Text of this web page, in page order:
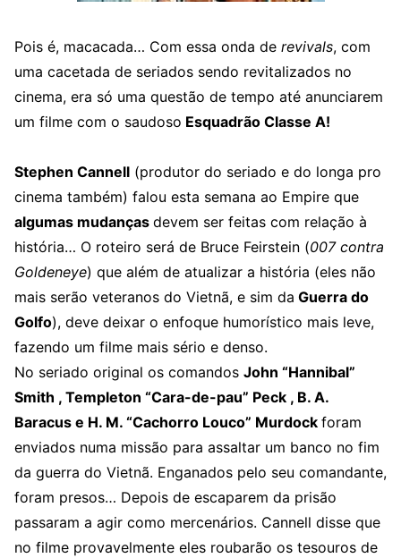
Pois é, macacada… Com essa onda de revivals, com
uma cacetada de seriados sendo revitalizados no
cinema, era só uma questão de tempo até anunciarem
um filme com o saudoso Esquadrão Classe A!
Stephen Cannell (produtor do seriado e do longa pro
cinema também) falou esta semana ao Empire que
algumas mudanças devem ser feitas com relação à
história… O roteiro será de Bruce Feirstein (007 contra
Goldeneye) que além de atualizar a história (eles não
mais serão veteranos do Vietnã, e sim da Guerra do
Golfo), deve deixar o enfoque humorístico mais leve,
fazendo um filme mais sério e denso.
No seriado original os comandos John “Hannibal”
Smith , Templeton “Cara-de-pau” Peck , B. A.
Baracus e H. M. “Cachorro Louco” Murdock foram
enviados numa missão para assaltar um banco no fim
da guerra do Vietnã. Enganados pelo seu comandante,
foram presos… Depois de escaparem da prisão
passaram a agir como mercenários. Cannell disse que
no filme provavelmente eles roubarão os tesouros de